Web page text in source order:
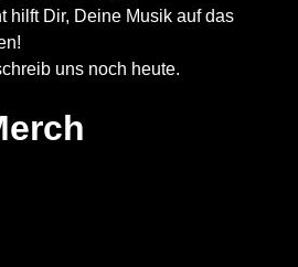
hilft Dir, Deine Musik auf das
uns noch heute.